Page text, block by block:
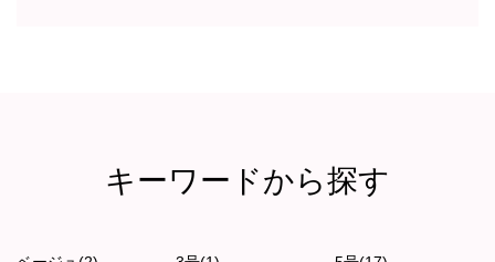
キーワードから探す